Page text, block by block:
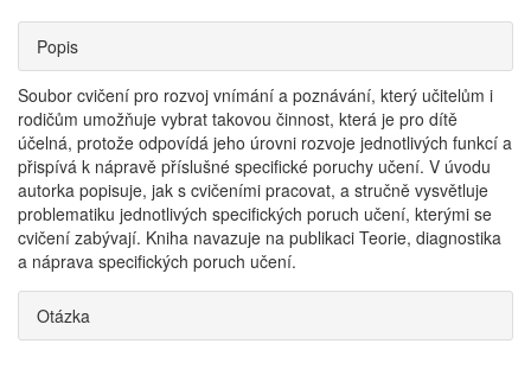
Popis
Soubor cvičení pro rozvoj vnímání a poznávání, který učitelům i
rodičům umožňuje vybrat takovou činnost, která je pro dítě
účelná, protože odpovídá jeho úrovni rozvoje jednotlivých funkcí a
přispívá k nápravě příslušné specifické poruchy učení. V úvodu
autorka popisuje, jak s cvičeními pracovat, a stručně vysvětluje
problematiku jednotlivých specifických poruch učení, kterými se
cvičení zabývají. Kniha navazuje na publikaci Teorie, diagnostika
a náprava specifických poruch učení.
Otázka